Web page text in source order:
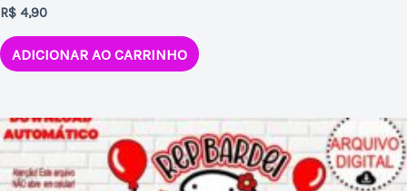
R$ 4,90
ADICIONAR AO CARRINHO